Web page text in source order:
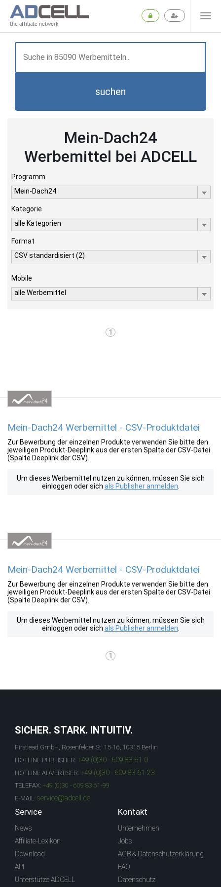
the affiliate network
suchen
Mein-Dach24
Werbemittel bei ADCELL
Programm
Mein-Dach24
Kategorie
alle Kategorien
Format
CSV standardisiert (2)
Mobile
alle Werbemittel
1
Mein-Dach24 Werbemittel - CSV-Produktdatei
Zur Bewerbung der einzelnen Produkte verwenden Sie bitte den
jeweiligen Produkt-Deeplink aus der ersten Spalte der CSV-Datei
(Spalte Deeplink der CSV).
Um dieses Werbemittel nutzen zu können, müssen Sie sich
einloggen oder sich als Publisher anmelden
Mein-Dach24 Werbemittel - CSV-Produktdatei
Zur Bewerbung der einzelnen Produkte verwenden Sie bitte den
jeweiligen Produkt-Deeplink aus der ersten Spalte der CSV-Datei
(Spalte Deeplink der CSV).
Um dieses Werbemittel nutzen zu können, müssen Sie sich
einloggen oder sich als Publisher anmelden
1
SICHER. STARK. INTUITIV.
Firstlead GmbH, Rosenfelder St. 15-16, 10315 Berlin
HOTLINE PUBLISHER: +49 (0)30 - 609 83 61-0
HOTLINE ADVERTISER: +49 (0)30 - 609 83 61-23
TELEFAX: +49 (0)30 - 609 83 61-99
E-MAIL: service@adcell.de
Service
News
Affiliate-Lexikon
Download
API
Unterstütze ADCELL
Kontakt
Unternehmen
Jobs
AGB & Datenschutzerklärung
FAQ
Datenschutz